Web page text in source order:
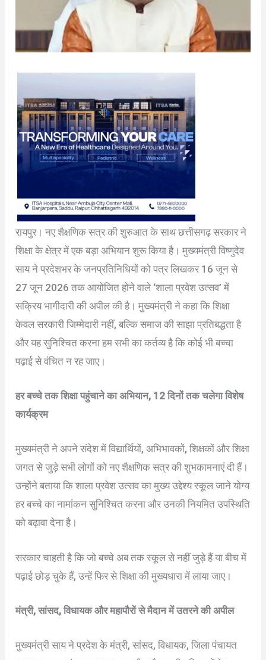
रायपुर। नए शैक्षणिक सत्र की शुरुआत के साथ छत्तीसगढ़ सरकार ने
शिक्षा के क्षेत्र में एक बड़ा अभियान शुरू किया है। मुख्यमंत्री विष्णुदेव
साय ने प्रदेशभर के जनप्रतिनिधियों को पत्र लिखकर 16 जून से
27 जून 2026 तक आयोजित होने वाले ‘शाला प्रवेश उत्सव’ में
सक्रिय भागीदारी की अपील की है। मुख्यमंत्री ने कहा कि शिक्षा
केवल सरकारी जिम्मेदारी नहीं, बल्कि समाज की साझा प्रतिबद्धता है
और यह सुनिश्चित करना हम सभी का कर्तव्य है कि कोई भी बच्चा
पढ़ाई से वंचित न रह जाए।
हर बच्चे तक शिक्षा पहुंचाने का अभियान, 12 दिनों तक चलेगा विशेष
कार्यक्रम
मुख्यमंत्री ने अपने संदेश में विद्यार्थियों, अभिभावकों, शिक्षकों और शिक्षा
जगत से जुड़े सभी लोगों को नए शैक्षणिक सत्र की शुभकामनाएं दी हैं।
उन्होंने बताया कि शाला प्रवेश उत्सव का मुख्य उद्देश्य स्कूल जाने योग्य
हर बच्चे का नामांकन सुनिश्चित करना और उनकी नियमित उपस्थिति
को बढ़ावा देना है।
सरकार चाहती है कि जो बच्चे अब तक स्कूल से नहीं जुड़े हैं या बीच में
पढ़ाई छोड़ चुके हैं, उन्हें फिर से शिक्षा की मुख्यधारा में लाया जाए।
मंत्री, सांसद, विधायक और महापौरों से मैदान में उतरने की अपील
मुख्यमंत्री साय ने प्रदेश के मंत्री, सांसद, विधायक, जिला पंचायत